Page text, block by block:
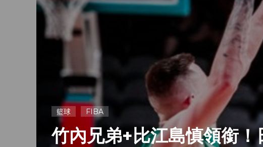
籃球 FIBA
竹內兄弟+比江島慎領銜